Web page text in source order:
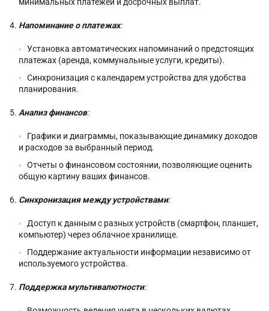
Напоминание о платежах:
Установка автоматических напоминаний о предстоящих
платежах (аренда, коммунальные услуги, кредиты).
Синхронизация с календарем устройства для удобства
планирования.
Анализ финансов:
Графики и диаграммы, показывающие динамику доходов
и расходов за выбранный период.
Отчеты о финансовом состоянии, позволяющие оценить
общую картину ваших финансов.
Синхронизация между устройствами:
Доступ к данным с разных устройств (смартфон, планшет,
компьютер) через облачное хранилище.
Поддержание актуальности информации независимо от
используемого устройства.
Поддержка мультивалютности: